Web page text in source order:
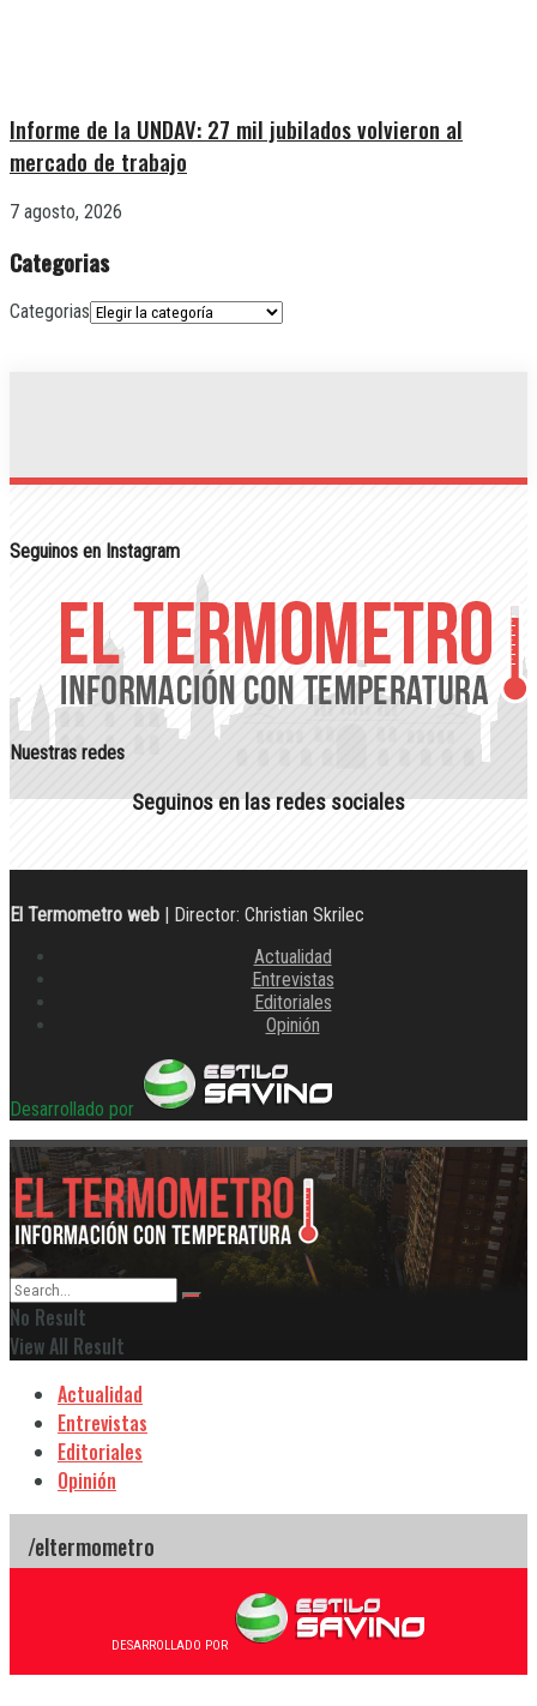
Informe de la UNDAV: 27 mil jubilados volvieron al
mercado de trabajo
7 agosto, 2026
Categorias
Categorias
Seguinos en Instagram
Nuestras redes
Seguinos en las redes sociales
El Termometro web | Director: Christian Skrilec
Actualidad
Entrevistas
Editoriales
Opinión
Desarrollado por
No Result
View All Result
Actualidad
Entrevistas
Editoriales
Opinión
DESARROLLADO POR